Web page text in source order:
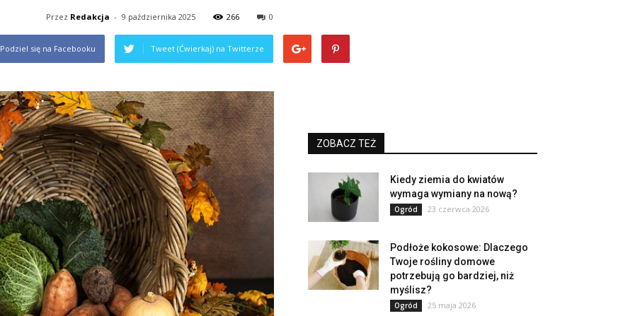
Przez Redakcja - 9 października 2025 266 0
Podziel się na Facebooku Tweet (Ćwierkaj) na Twitterze
ZOBACZ TEŻ
Kiedy ziemia do kwiatów
wymaga wymiany na nową?
Ogród 23 czerwca 2026
Podłoże kokosowe: Dlaczego
Twoje rośliny domowe
potrzebują go bardziej, niż
myślisz?
Ogród 25 maja 2026